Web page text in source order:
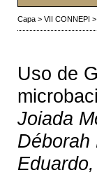
Capa> VII CONNEPI >
Uso de
Joiada
Déborah